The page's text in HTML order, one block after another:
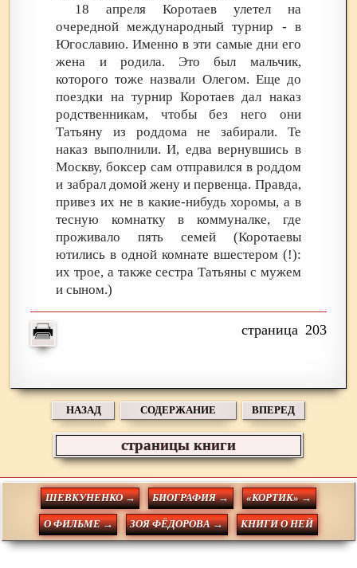
18 апреля Коротаев улетел на
очередной международный турнир - в
Югославию. Именно в эти самые дни его
жена и родила. Это был мальчик,
которого тоже назвали Олегом. Еще до
поездки на турнир Коротаев дал наказ
родственникам, чтобы без него они
Татьяну из роддома не забирали. Те
наказ выполнили. И, едва вернувшись в
Москву, боксер сам отправился в роддом
и забрал домой жену и первенца. Правда,
привез их не в какие-нибудь хоромы, а в
тесную комнатку в коммуналке, где
проживало пять семей (Коротаевы
ютились в одной комнате вшестером (!):
их трое, а также сестра Татьяны с мужем
и сыном.)
203
НАЗАД СОДЕРЖАНИЕ ВПЕРЕД
страницы книги
ШЕВКУНЕНКО → БИОГРАФИЯ → «КОРТИК» →
О ФИЛЬМЕ → ЗОЯ ФЁДОРОВА → КНИГИ О НЕЙ